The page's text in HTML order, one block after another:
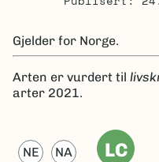
Gjelder for Norge.
Arten er vurdert til
arter 2021.
NE NA LC